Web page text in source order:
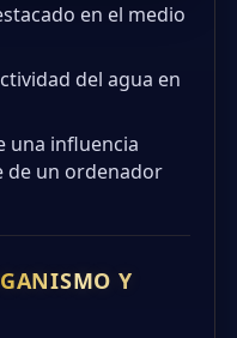
en el medio
del agua en
una influencia
de un ordenador
Y